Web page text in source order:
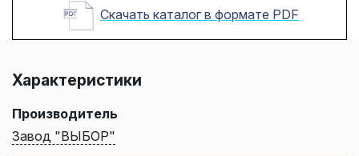
Скачать каталог в формате PDF
Характеристики
Производитель
Завод "ВЫБОР"